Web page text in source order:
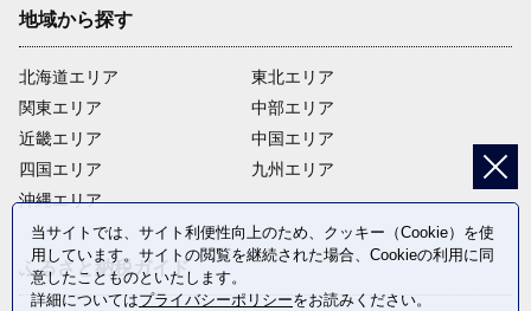
地域から探す
北海道エリア
関東エリア
近畿エリア
四国エリア
沖縄エリア
東北エリア
中部エリア
中国エリア
九州エリア
ふるさと納税ガイド
当サイトでは、サイト利便性向上のため、クッキー（Cookie）を使
用しています。サイトの閲覧を継続された場合、Cookieの利用に同
意したことものといたします。
詳細についてはプライバシーポリシーをお読みください。